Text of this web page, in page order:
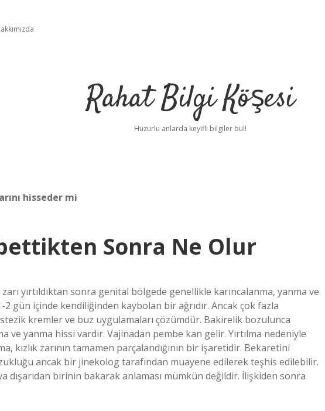
Rahat Bilgi Köşesi
Huzurlu anlarda keyifli bilgiler bul!
hisseder mi
Sonra Ne Olur
yırtıldıktan sonra genital bölgede genellikle karıncalanma, yanma ve
2 gün içinde kendiliğinden kaybolan bir ağrıdır. Ancak çok fazla
kremler ve buz uygulamaları çözümdür. Bakirelik bozulunca
yanma hissi vardır. Vajinadan pembe kan gelir. Yırtılma nedeniyle
kızlık zarının tamamen parçalandığının bir işaretidir. Bekaretini
ancak bir jinekolog tarafından muayene edilerek teşhis edilebilir.
dışarıdan birinin bakarak anlaması mümkün değildir. İlişkiden sonra